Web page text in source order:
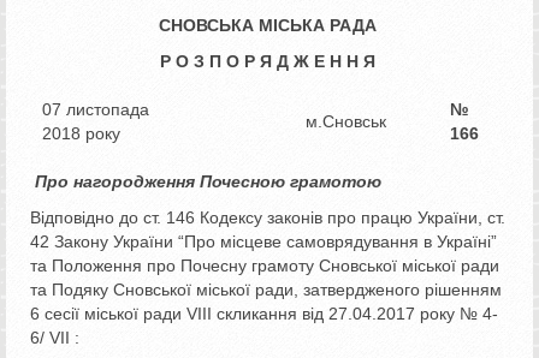
СНОВСЬКА МІСЬКА РАДА
Р О З П О Р Я Д Ж Е Н Н Я
07 листопада
2018 року
м.Сновськ
№
166
Про нагородження Почесною грамотою
Відповідно до ст. 146 Кодексу законів про працю України, ст.
42 Закону України “Про місцеве самоврядування в Україні”
та Положення про Почесну грамоту Сновської міської ради
та Подяку Сновської міської ради, затвердженого рішенням
6 сесії міської ради VІІІ скликання від 27.04.2017 року № 4-
6/ VІІ :